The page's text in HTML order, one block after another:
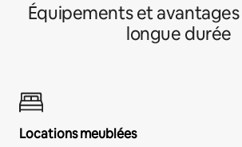
Équipements et avantages
longue durée
Locations meublées